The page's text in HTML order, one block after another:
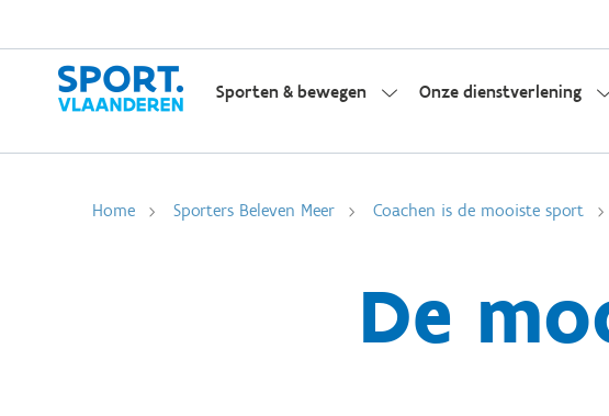
Sporten & bewegen Onze dienstverlening
Home Sporters Beleven Meer Coachen is de mooiste sport
De